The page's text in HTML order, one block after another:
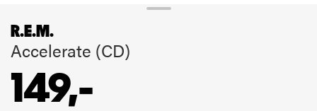
R.E.M.
Accelerate (CD)
149,-